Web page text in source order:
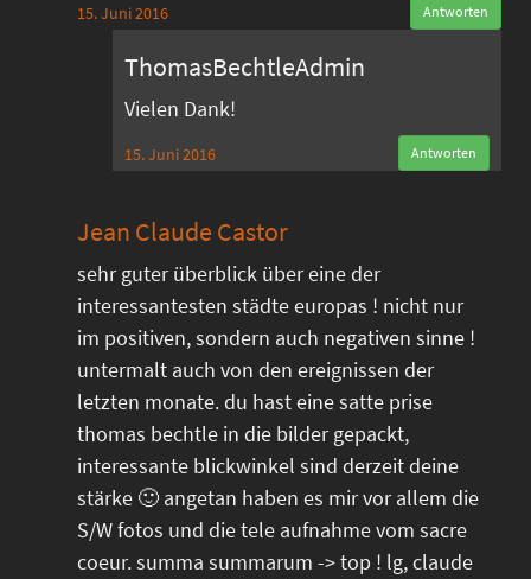
15. Juni 2016 Antworten
ThomasBechtleAdmin
Vielen Dank!
15. Juni 2016 Antworten
Jean Claude Castor
sehr guter überblick über eine der
interessantesten städte europas ! nicht nur
im positiven, sondern auch negativen sinne !
untermalt auch von den ereignissen der
letzten monate. du hast eine satte prise
thomas bechtle in die bilder gepackt,
interessante blickwinkel sind derzeit deine
stärke 🙂 angetan haben es mir vor allem die
S/W fotos und die tele aufnahme vom sacre
coeur. summa summarum -> top ! lg, claude